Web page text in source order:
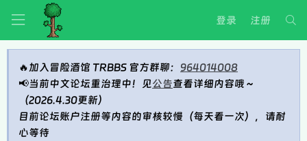
登录 注册
🔥加入冒险酒馆 TRBBS 官方群聊： 964014008
📢当前中文论坛重治理中！见公告查看详细内容哦～
（2026.4.30更新）
目前论坛账户注册等内容的审核较慢（每天看一次），请耐
心等待